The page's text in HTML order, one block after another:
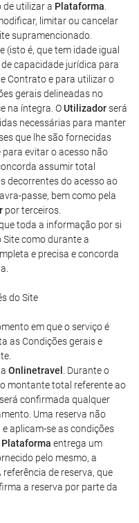
de utilizar a Plataforma
limitar ou cancelar
supramencionado.
(isto é, que tem idade igual
capacidade jurídica para
Contrato e para utilizar o
gerais delineadas no
na íntegra. OUtilizadorserá
necessárias para manter
que lhe são fornecidas
para evitar o acesso não
assumir total
decorrentes do acesso ao
passe, bem como pela
por terceiros.
toda a informação por si
como durante a
e precisa e concorda
do Site
em que o serviço é
as Condições gerais e
Onlinetravel
. Durante o
montante total referente ao
confirmada qualquer
Uma reserva não
aplicam-se as condições
Plataforma entrega um
pelo mesmo, a
de reserva, que
a reserva por parte da